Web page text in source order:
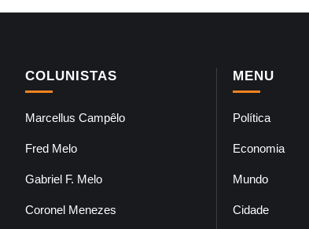
COLUNISTAS
Marcellus Campêlo
Fred Melo
Gabriel F. Melo
Coronel Menezes
MENU
Política
Economia
Mundo
Cidade